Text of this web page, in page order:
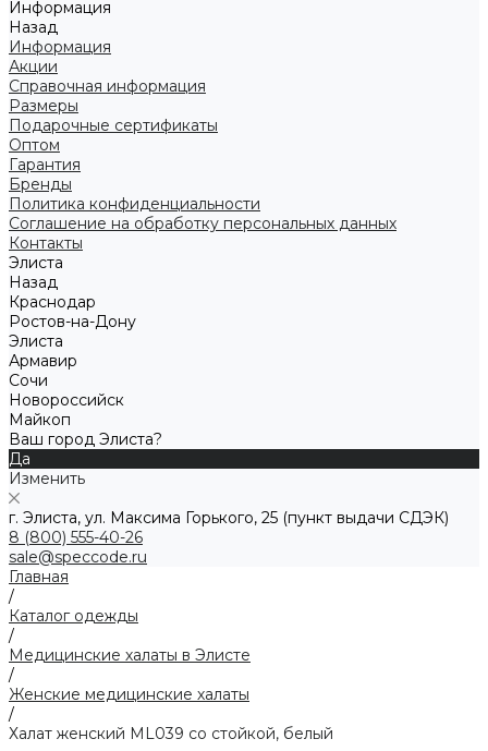
Информация
Назад
Информация
Акции
Справочная информация
Размеры
Подарочные сертификаты
Оптом
Гарантия
Бренды
Политика конфиденциальности
Соглашение на обработку персональных данных
Контакты
Элиста
Назад
Краснодар
Ростов-на-Дону
Элиста
Армавир
Сочи
Новороссийск
Майкоп
Ваш город Элиста?
Да
Изменить
г. Элиста, ул. Максима Горького, 25 (пункт выдачи СДЭК)
8 (800) 555-40-26
sale@speccode.ru
Главная
/
Каталог одежды
/
Медицинские халаты в Элисте
/
Женские медицинские халаты
/
Халат женский ML039 со стойкой, белый